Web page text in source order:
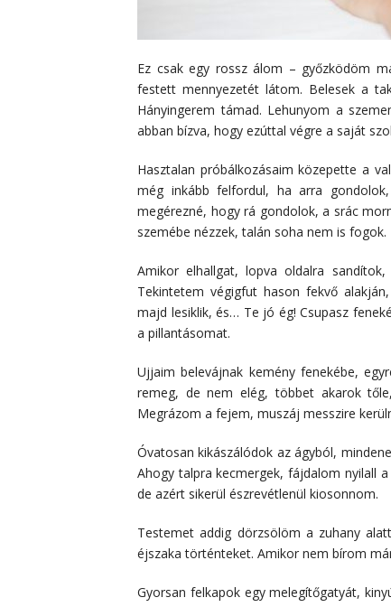
Ez csak egy rossz álom – győzködöm
festett mennyezetét látom. Belesek a
Hányingerem támad. Lehunyom a
abban bízva, hogy ezúttal végre a saját
Hasztalan próbálkozásaim közepette a
még inkább felfordul, ha arra
megérezné, hogy rá gondolok, a srác
szemébe nézzek, talán soha nem is fogok.
Amikor elhallgat, lopva oldalra
Tekintetem végigfut hason fekvő
majd lesiklik, és… Te jó ég! Csupasz
a pillantásomat.
Ujjaim belevájnak kemény fenekébe,
remeg, de nem elég, többet akarok
Megrázom a fejem, muszáj messzire
Óvatosan kikászálódok az ágyból,
Ahogy talpra kecmergek, fájdalom nyilall
de azért sikerül észrevétlenül kiosonnom.
Testemet addig dörzsölöm a zuhany
éjszaka történteket. Amikor nem bírom
Gyorsan felkapok egy melegítőgatyát,